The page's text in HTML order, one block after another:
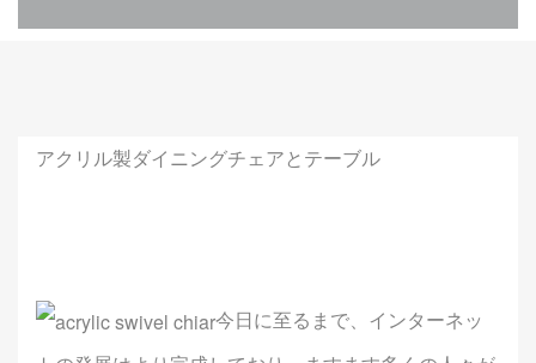
アクリル製ダイニングチェアとテーブル
今日に至るまで、インターネッ